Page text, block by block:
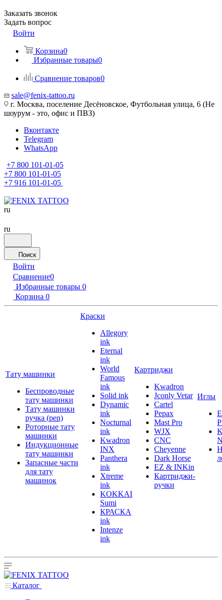
Заказать звонок
Задать вопрос
Войти
Корзина0
Избранные товары0
Сравнение товаров0
sale@fenix-tattoo.ru
г. Москва, поселение Десёновское, Футбольная улица, 6 (Не
шоурум - это, офис и ПВЗ)
Вконтакте
Telegram
WhatsApp
+7 800 101-01-05
+7 800 101-01-05
+7 916 101-01-05
ru
ru
Поиск
Войти
Сравнение0
Избранные товары 0
Корзина 0
Тату машинки
Беспроводные
тату машинки
Тату машинки
ручка (pen)
Роторные тату
машинки
Индукционные
тату машинки
Запасные части
для тату
машинок
Краски
Allegory
ink
Eternal
ink
World
Famous
ink
Solid ink
Dynamic
ink
Nocturnal
ink
Kwadron
INX
Panthera
ink
Xtreme
ink
KOKKAI
Sumi
КРАСКА
ink
Intenze
ink
Картриджи
Kwadron
Jconly Vetar
Cartel
Pepax
Mast Pro
WJX
CNC
Cheyenne
Dark Horse
EZ & INKin
Картриджи-
ручки
Иглы
Каталог